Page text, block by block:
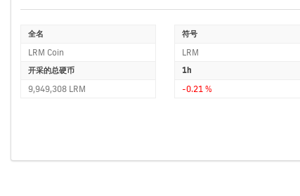
全名
LRM Coin
符号
LRM
开采的总硬币
9,949,308 LRM
1h
-0.21 %